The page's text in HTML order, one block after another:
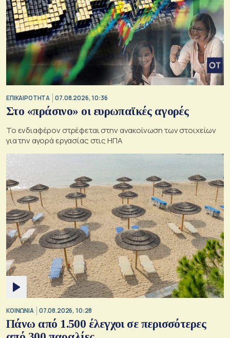
ΕΠΙΚΑΙΡΟΤΗΤΑ 07.08.2026, 10:36
Στο «πράσινο» οι ευρωπαϊκές αγορές
Το ενδιαφέρον στρέφεται στην ανακοίνωση των στοιχείων
για την αγορά εργασίας στις ΗΠΑ
ΚΟΙΝΩΝΙΑ 07.08.2026, 10:28
Πάνω από 1.500 έλεγχοι σε περισσότερες